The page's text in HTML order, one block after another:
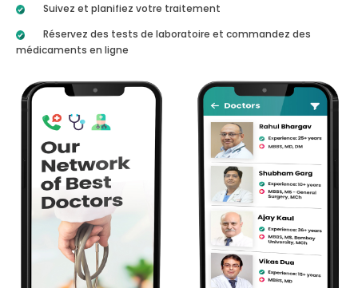
Suivez et planifiez votre traitement
Réservez des tests de laboratoire et commandez des
médicaments en ligne